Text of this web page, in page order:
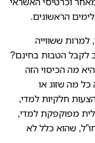
הראשונים.
ששווייה
לקבל הטבות בחינם?
מה הכיסוי הזה
מה שזוג או
חלקיות למדי,
מפוקפקת למדי,
שהוא כלל לא